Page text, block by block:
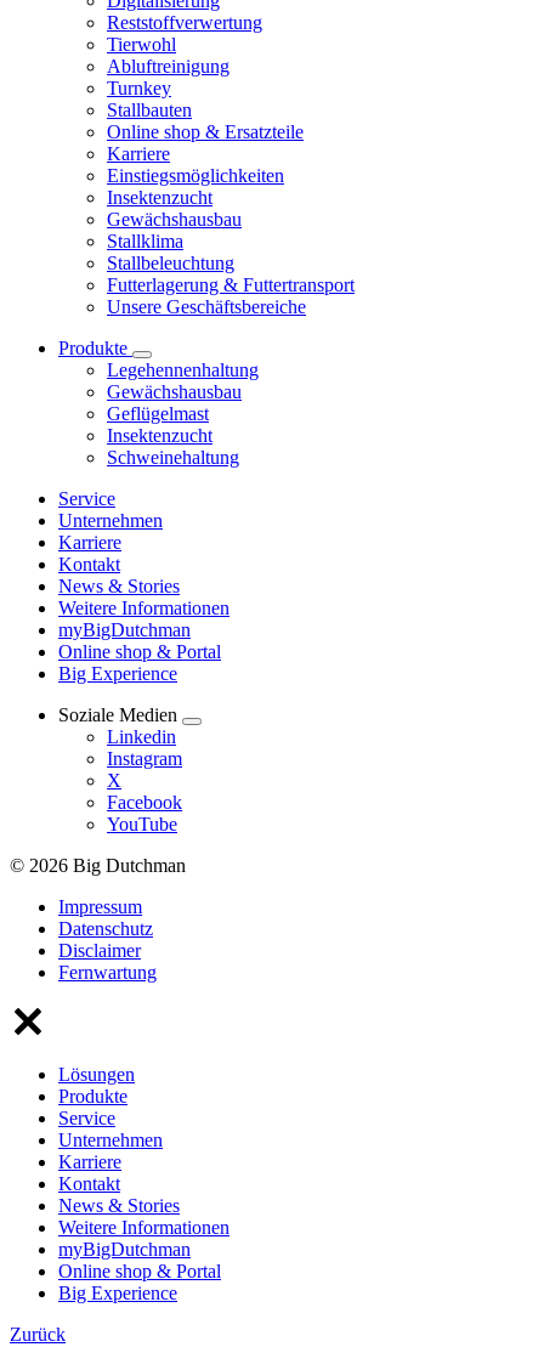
Reststoffverwertung
Tierwohl
Abluftreinigung
Turnkey
Stallbauten
Online shop & Ersatzteile
Karriere
Einstiegsmöglichkeiten
Insektenzucht
Gewächshausbau
Stallklima
Stallbeleuchtung
Futterlagerung & Futtertransport
Unsere Geschäftsbereiche
Produkte
Legehennenhaltung
Gewächshausbau
Geflügelmast
Insektenzucht
Schweinehaltung
Service
Unternehmen
Karriere
Kontakt
News & Stories
Weitere Informationen
myBigDutchman
Online shop & Portal
Big Experience
Soziale Medien
Linkedin
Instagram
X
Facebook
YouTube
© 2026 Big Dutchman
Impressum
Datenschutz
Disclaimer
Fernwartung
Lösungen
Produkte
Service
Unternehmen
Karriere
Kontakt
News & Stories
Weitere Informationen
myBigDutchman
Online shop & Portal
Big Experience
Zurück